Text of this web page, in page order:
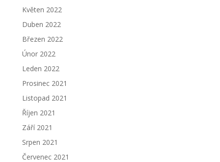
Květen 2022
Duben 2022
Březen 2022
Únor 2022
Leden 2022
Prosinec 2021
Listopad 2021
Říjen 2021
Září 2021
Srpen 2021
Červenec 2021